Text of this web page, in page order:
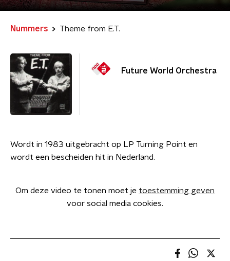
Nummers Theme from E.T.
Future World Orchestra
Wordt in 1983 uitgebracht op LP Turning Point en
wordt een bescheiden hit in Nederland.
Om deze video te tonen moet je toestemming geven
voor social media cookies.